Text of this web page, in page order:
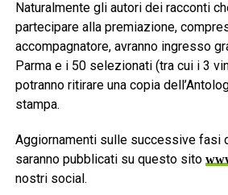
Naturalmente gli autori dei racconti
partecipare alla premiazione,
accompagnatore, avranno ingresso
Parma e i 50 selezionati (tra cui i 3
potranno ritirare una copia
stampa.
Aggiornamenti sulle successive fasi
saranno pubblicati su questo sito
nostri social.